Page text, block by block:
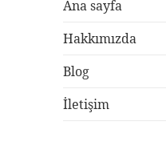
Ana sayfa
Hakkımızda
Blog
İletişim